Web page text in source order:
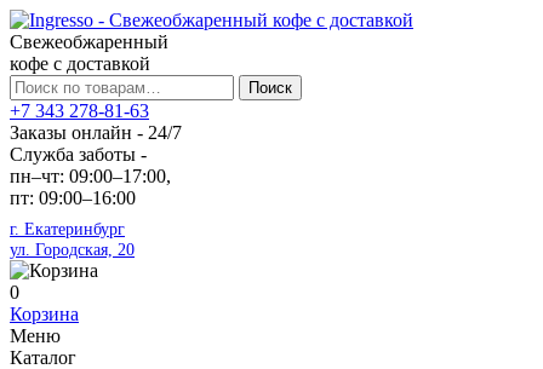
Свежеобжаренный
кофе с доставкой
Искать:
Поиск
+7 343 278-81-63
Заказы онлайн - 24/7
Служба заботы -
пн–чт: 09:00–17:00,
пт: 09:00–16:00
г. Екатеринбург
ул. Городская, 20
0
Корзина
Меню
Каталог